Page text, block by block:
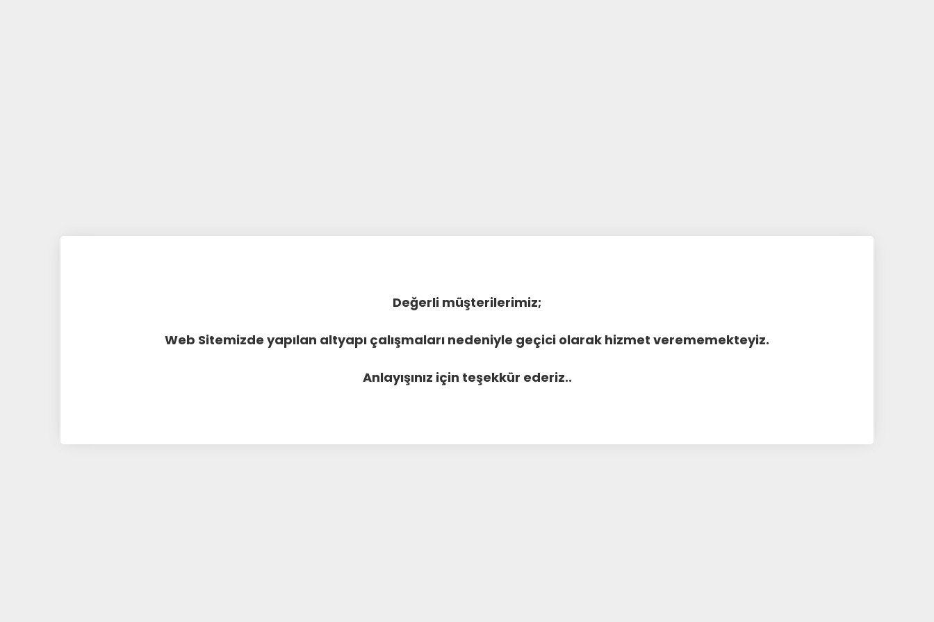
Değerli müşterilerimiz;
Web Sitemizde yapılan altyapı çalışmaları nedeniyle geçici olarak hizmet verememekteyiz.
Anlayışınız için teşekkür ederiz..